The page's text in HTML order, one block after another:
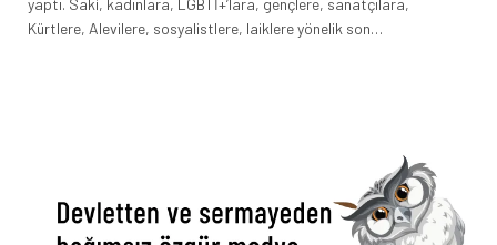
Kürtlere, Alevilere, sosyalistlere, laiklere yönelik son…